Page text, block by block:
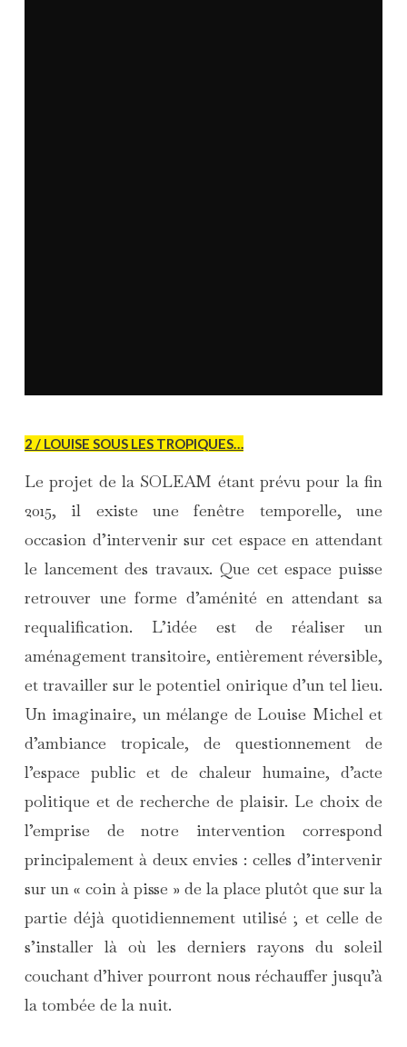
2 / LOUISE SOUS LES TROPIQUES…
Le projet de la SOLEAM étant prévu pour la fin
2015, il existe une fenêtre temporelle, une
occasion d’intervenir sur cet espace en attendant
le lancement des travaux. Que cet espace puisse
retrouver une forme d’aménité en attendant sa
requalification. L’idée est de réaliser un
aménagement transitoire, entièrement réversible,
et travailler sur le potentiel onirique d’un tel lieu.
Un imaginaire, un mélange de Louise Michel et
d’ambiance tropicale, de questionnement de
l’espace public et de chaleur humaine, d’acte
politique et de recherche de plaisir. Le choix de
l’emprise de notre intervention correspond
principalement à deux envies : celles d’intervenir
sur un « coin à pisse » de la place plutôt que sur la
partie déjà quotidiennement utilisé ; et celle de
s’installer là où les derniers rayons du soleil
couchant d’hiver pourront nous réchauffer jusqu’à
la tombée de la nuit.